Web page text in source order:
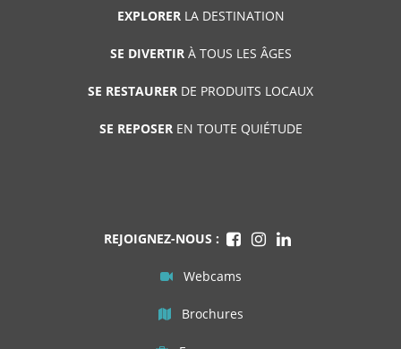
EXPLORERLA DESTINATION
SE DIVERTIRÀ TOUS LES ÂGES
SE RESTAURER DE PRODUITS LOCAUX
SE REPOSEREN TOUTE QUIÉTUDE
REJOIGNEZ-NOUS :
Webcams
Brochures